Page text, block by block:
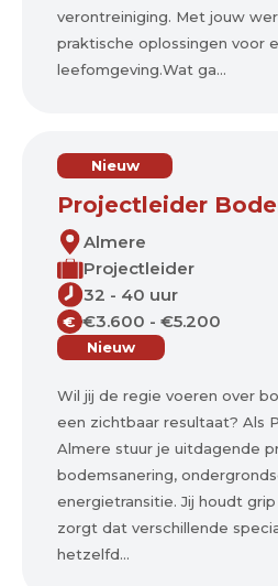
verontreiniging. Met jouw
praktische oplossingen voor
leefomgeving.Wat ga...
Nieuw
Projectleider
Almere
Projectleider
32 - 40 uur
€ €3.600 - €5.200
Nieuw
Wil jij de regie voeren over
een zichtbaar resultaat? Als
Almere stuur je uitdagende
bodemsanering,
energietransitie. Jij houdt
zorgt dat verschillende
hetzelfd...